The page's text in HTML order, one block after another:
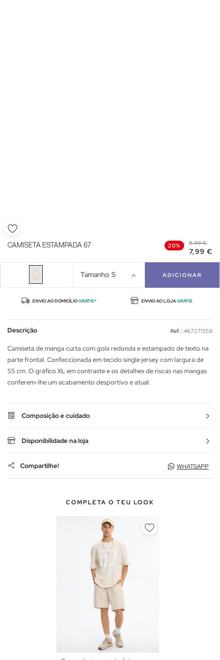
CAMISETA ESTAMPADA 67 20% 9,99 €
7,99 €
Tamanho S ADICIONAR
ENVIO AO DOMICÍLIOGRÁTIS* ENVIO AO LOJAGRÁTIS
Descrição Ref. : 467271359
Camiseta de manga curta com gola redonda e estampado de texto na
parte frontal. Confeccionada em tecido single jersey com largura de
55 cm. O gráfico XL em contraste e os detalhes de riscas nas mangas
conferem-lhe um acabamento desportivo e atual.
Composição e cuidado
Disponibilidade na loja
Compartilhe! WHATSAPP
COMPLETA O TEU LOOK